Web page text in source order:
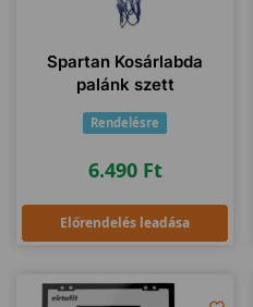
Spartan Kosárlabda
palánk szett
Rendelésre
6.490 Ft
Előrendelés leadása